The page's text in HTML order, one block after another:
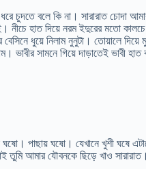
চুদতে বলে কি না। সারারাত চোদা
হাত দিয়ে নরম ইদুরের মতো
ধুয়ে নিলাম নুনুটা। তোয়ালে
সামনে গিয়ে দাড়াতেই ভাবী হাত
পাছায় ঘষো। যেখানে খুশী ঘষে
আমার যৌবনকে ছিড়ে খাও